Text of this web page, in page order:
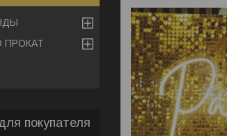
ПРОКАТ
покупателя